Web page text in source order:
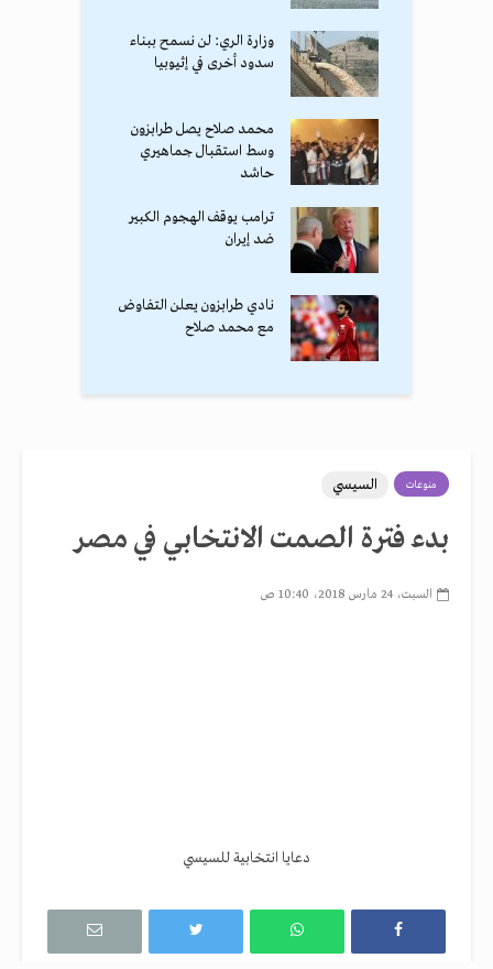
وزارة الري: لن نسمح ببناء
سدود أخرى في إثيوبيا
محمد صلاح يصل طرابزون
وسط استقبال جماهيري
حاشد
ترامب يوقف الهجوم الكبير
ضد إيران
نادي طرابزون يعلن التفاوض
مع محمد صلاح
منوعات السيسي
بدء فترة الصمت الانتخابي في مصر
السبت، 24 مارس 2018، 10:40 ص
دعايا انتخابية للسيسي